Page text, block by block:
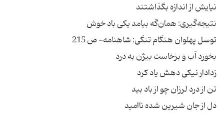
نیایش از اندازه بگذاشتند
نتیجه‌گیری: همان‌گه بیامد یکی باد خوش
توسل پهلوان هنگام تنگی: شاهنامه- ص 215
بخورد آب و برخاست بیژن به درد
زدادار نیکی دهش یاد کرد
تن از درد لرزان چو از باد بید
دل از جان شیرین شده ناامید